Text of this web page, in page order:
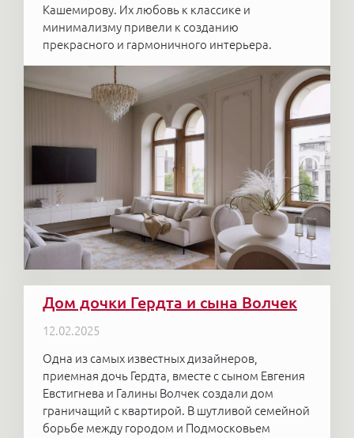
Кашемирову. Их любовь к классике и
минимализму привели к созданию
прекрасного и гармоничного интерьера.
Дом дочки Гердта и сына Волчек
12.02.2025
Одна из самых известных дизайнеров,
приемная дочь Гердта, вместе с сыном Евгения
Евстигнева и Галины Волчек создали дом
граничащий с квартирой. В шутливой семейной
борьбе между городом и Подмосковьем